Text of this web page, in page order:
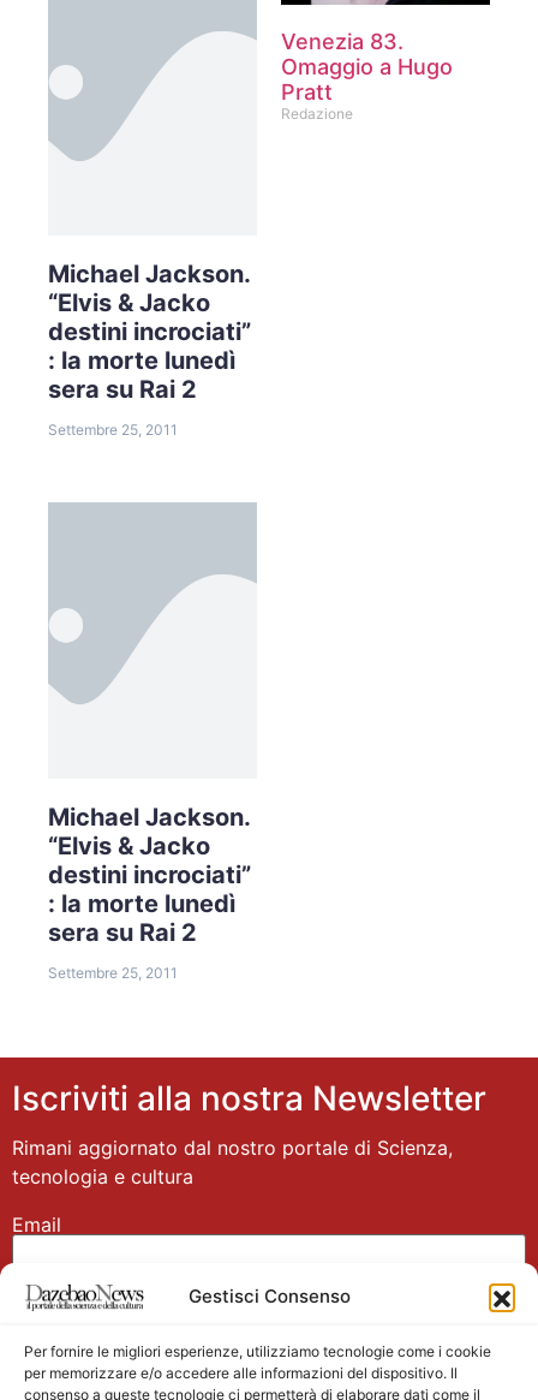
Gestisci Consenso
Per fornire le migliori esperienze, utilizziamo tecnologie come i cookie
per memorizzare e/o accedere alle informazioni del dispositivo. Il
consenso a queste tecnologie ci permetterà di elaborare dati come il
Michael Jackson.
“Elvis & Jacko
destini incrociati”
: la morte lunedì
sera su Rai 2
Settembre 25, 2011
Michael Jackson.
“Elvis & Jacko
destini incrociati”
: la morte lunedì
sera su Rai 2
Settembre 25, 2011
Venezia 83.
Omaggio a Hugo
Pratt
Redazione
Iscriviti alla nostra Newsletter
Rimani aggiornato dal nostro portale di Scienza,
tecnologia e cultura
Email
Nome